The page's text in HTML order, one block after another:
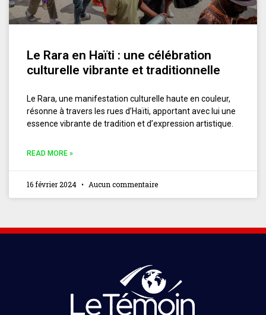
Le Rara en Haïti : une célébration
culturelle vibrante et traditionnelle
Le Rara, une manifestation culturelle haute en couleur,
résonne à travers les rues d’Haïti, apportant avec lui une
essence vibrante de tradition et d’expression artistique.
READ MORE »
16 février 2024 Aucun commentaire